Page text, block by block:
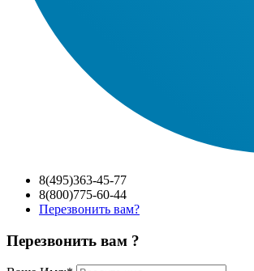
8(495)363-45-77
8(800)775-60-44
Перезвонить вам?
Перезвонить вам ?